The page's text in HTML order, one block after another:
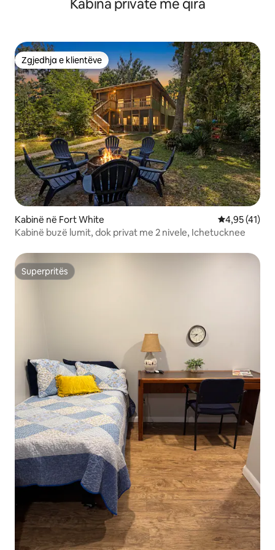
Kabina private me qira
Zgjedhja e klientëve
Zgjedhja e klientëve
Kabinë në Fort White Vlerësimi
4,95 (41)
Kabinë buzë lumit, dok privat me 2 nivele, Ichetucknee
Superpritës
Superpritës